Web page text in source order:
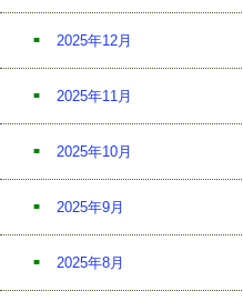
2025年12月
2025年11月
2025年10月
2025年9月
2025年8月